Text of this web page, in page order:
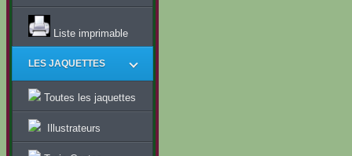
Liste imprimable
LES JAQUETTES
Toutes les jaquettes
Illustrateurs